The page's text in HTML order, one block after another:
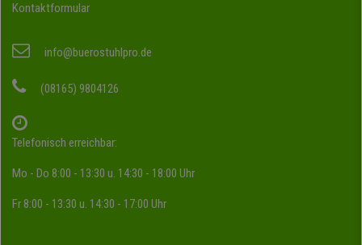
Kontaktformular
info@buerostuhlpro.de
(08165) 9804126
Telefonisch erreichbar:
Mo - Do 8:00 - 13:30 u. 14:30 - 18:00 Uhr
Fr 8:00 - 13:30 u. 14:30 - 17:00 Uhr